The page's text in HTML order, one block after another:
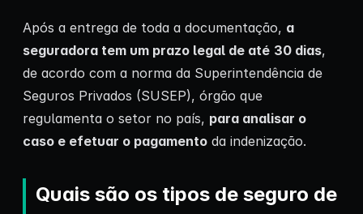
Após a entrega de toda a documentação, a
seguradora tem um prazo legal de até 30 dias,
de acordo com a norma da Superintendência de
Seguros Privados (SUSEP), órgão que
regulamenta o setor no país, para analisar o
caso e efetuar o pagamento da indenização.
Quais são os tipos de seguro de